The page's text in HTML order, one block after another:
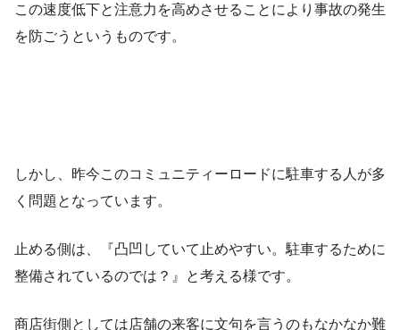
この速度低下と注意力を高めさせることにより事故の発生
を防ごうというものです。
しかし、昨今このコミュニティーロードに駐車する人が多
く問題となっています。
止める側は、『凸凹していて止めやすい。駐車するために
整備されているのでは？』と考える様です。
商店街側としては店舗の来客に文句を言うのもなかなか難